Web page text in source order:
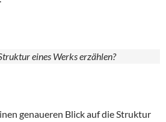
eines Werks erzählen?
genaueren Blick auf die Struktur